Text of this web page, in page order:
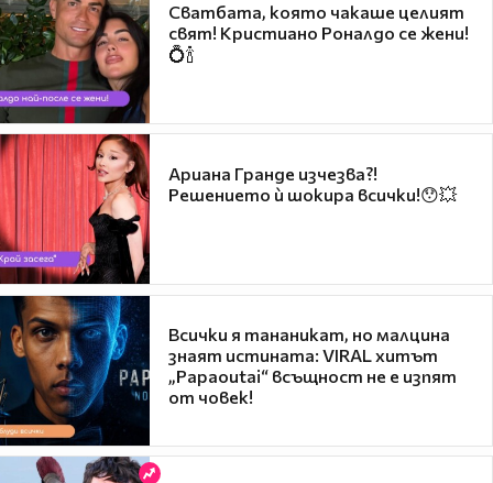
Сватбата, която чакаше целият
свят! Кристиано Роналдо се жени!
💍🍾
Ариана Гранде изчезва?!
Решението ѝ шокира всички!😯💥
Всички я тананикат, но малцина
знаят истината: VIRAL хитът
„Papaoutai“ всъщност не е изпят
от човек!